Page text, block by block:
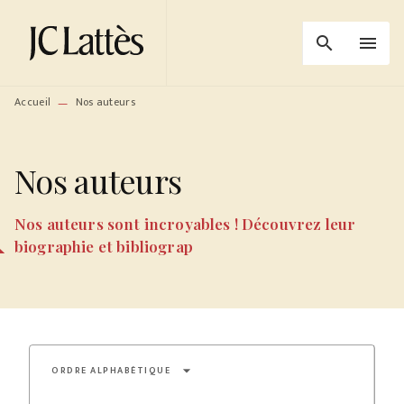
MENU RECHERCHE
PIED DE PAGE
search menu
Accueil — Nos auteurs
Nos auteurs
Nos auteurs sont incroyables ! Découvrez leur
biographie et bibliograp
ORDRE ALPHABÉTIQUE arrow_drop_down